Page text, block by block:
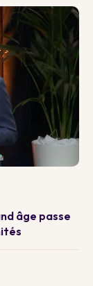
âge passe